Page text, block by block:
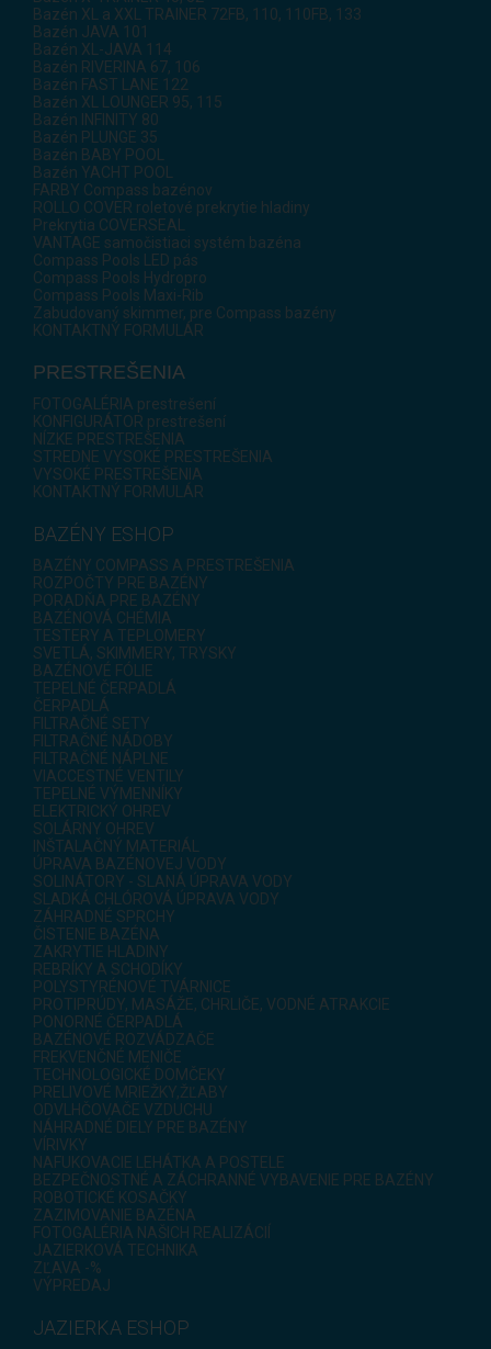
Bazén XL a XXL TRAINER 72FB, 110, 110FB, 133
Bazén JAVA 101
Bazén XL-JAVA 114
Bazén RIVERINA 67, 106
Bazén FAST LANE 122
Bazén XL LOUNGER 95, 115
Bazén INFINITY 80
Bazén PLUNGE 35
Bazén BABY POOL
Bazén YACHT POOL
FARBY Compass bazénov
ROLLO COVER roletové prekrytie hladiny
Prekrytia COVERSEAL
VANTAGE samočistiaci systém bazéna
Compass Pools LED pás
Compass Pools Hydropro
Compass Pools Maxi-Rib
Zabudovaný skimmer, pre Compass bazény
KONTAKTNÝ FORMULÁR
PRESTREŠENIA
FOTOGALÉRIA prestrešení
KONFIGURÁTOR prestrešení
NÍZKE PRESTREŠENIA
STREDNE VYSOKÉ PRESTREŠENIA
VYSOKÉ PRESTREŠENIA
KONTAKTNÝ FORMULÁR
BAZÉNY ESHOP
BAZÉNY COMPASS A PRESTREŠENIA
ROZPOČTY PRE BAZÉNY
PORADŇA PRE BAZÉNY
BAZÉNOVÁ CHÉMIA
TESTERY A TEPLOMERY
SVETLÁ, SKIMMERY, TRYSKY
BAZÉNOVÉ FÓLIE
TEPELNÉ ČERPADLÁ
ČERPADLÁ
FILTRAČNÉ SETY
FILTRAČNÉ NÁDOBY
FILTRAČNÉ NÁPLNE
VIACCESTNÉ VENTILY
TEPELNÉ VÝMENNÍKY
ELEKTRICKÝ OHREV
SOLÁRNY OHREV
INŠTALAČNÝ MATERIÁL
ÚPRAVA BAZÉNOVEJ VODY
SOLINÁTORY - SLANÁ ÚPRAVA VODY
SLADKÁ CHLÓROVÁ ÚPRAVA VODY
ZÁHRADNÉ SPRCHY
ČISTENIE BAZÉNA
ZAKRYTIE HLADINY
REBRÍKY A SCHODÍKY
POLYSTYRÉNOVÉ TVÁRNICE
PROTIPRÚDY, MASÁŽE, CHRLIČE, VODNÉ ATRAKCIE
PONORNÉ ČERPADLÁ
BAZÉNOVÉ ROZVÁDZAČE
FREKVENČNÉ MENIČE
TECHNOLOGICKÉ DOMČEKY
PRELIVOVÉ MRIEŽKY,ŽĽABY
ODVLHČOVAČE VZDUCHU
NÁHRADNÉ DIELY PRE BAZÉNY
VÍRIVKY
NAFUKOVACIE LEHÁTKA A POSTELE
BEZPEČNOSTNÉ A ZÁCHRANNÉ VYBAVENIE PRE BAZÉNY
ROBOTICKÉ KOSAČKY
ZAZIMOVANIE BAZÉNA
FOTOGALÉRIA NAŠICH REALIZÁCIÍ
JAZIERKOVÁ TECHNIKA
ZĽAVA -%
VÝPREDAJ
JAZIERKA ESHOP